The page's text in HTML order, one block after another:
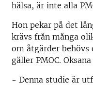
hälsa, är inte alla
Hon pekar på det
krävs från många
om åtgärder behövs
gäller PMOC.
- Denna studie är